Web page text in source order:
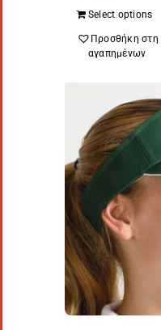
Select options
Προσθήκη στη
αγαπημένων